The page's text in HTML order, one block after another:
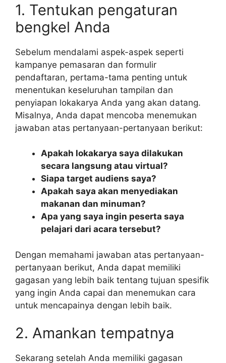
1. Tentukan pengaturan
bengkel Anda
Sebelum mendalami aspek-aspek seperti
kampanye pemasaran dan formulir
pendaftaran, pertama-tama penting untuk
menentukan keseluruhan tampilan dan
penyiapan lokakarya Anda yang akan datang.
Misalnya, Anda dapat mencoba menemukan
jawaban atas pertanyaan-pertanyaan berikut:
Apakah lokakarya saya dilakukan
secara langsung atau virtual?
Siapa target audiens saya?
Apakah saya akan menyediakan
makanan dan minuman?
Apa yang saya ingin peserta saya
pelajari dari acara tersebut?
Dengan memahami jawaban atas pertanyaan-
pertanyaan berikut, Anda dapat memiliki
gagasan yang lebih baik tentang tujuan spesifik
yang ingin Anda capai dan menemukan cara
untuk mencapainya dengan lebih baik.
2. Amankan tempatnya
Sekarang setelah Anda memiliki gagasan